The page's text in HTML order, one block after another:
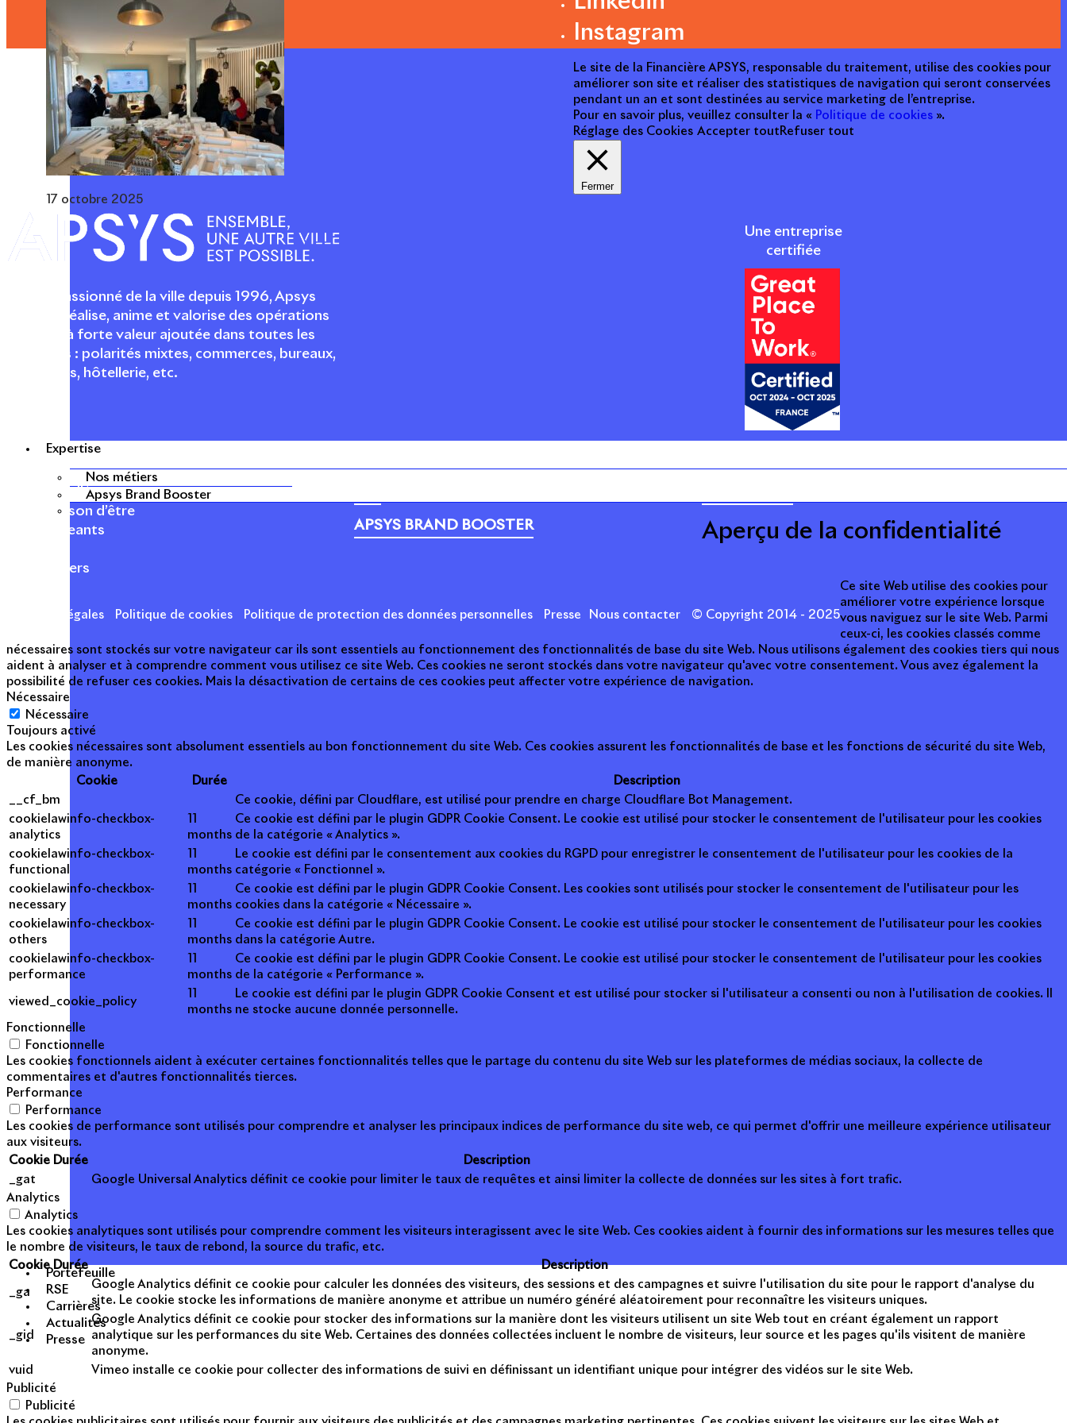
Expertise
Nos métiers
Apsys Brand Booster
Portefeuille
RSE
Carrières
Actualités
Presse
17 octobre 2025
Acteur passionné de la ville depuis 1996, Apsys
conçoit, réalise, anime et valorise des opérations
urbaines à forte valeur ajoutée dans toutes les
fonctions : polarités mixtes, commerces, bureaux,
logements, hôtellerie, etc.
Une entreprise
certifiée
APSYS EN BREF
À propos d'Apsys
Notre raison d’être
Nos dirigeants
Nos métiers
APSYS BRAND BOOSTER
Mentions légales Politique de cookies Politique de protection des données personnelles Presse Nous contacter © Copyright 2014 - 2025
Instagram
Le site de la Financière APSYS, responsable du traitement, utilise des cookies pour
améliorer son site et réaliser des statistiques de navigation qui seront conservées
pendant un an et sont destinées au service marketing de l’entreprise.
Pour en savoir plus, veuillez consulter la « Politique de cookies ».
Réglage des Cookies Accepter tout Refuser tout
Fermer
Aperçu de la confidentialité
Ce site Web utilise des cookies pour
améliorer votre expérience lorsque
vous naviguez sur le site Web. Parmi
ceux-ci, les cookies classés comme
nécessaires sont stockés sur votre navigateur car ils sont essentiels au fonctionnement des fonctionnalités de base du site Web. Nous utilisons également des cookies tiers qui nous
aident à analyser et à comprendre comment vous utilisez ce site Web. Ces cookies ne seront stockés dans votre navigateur qu'avec votre consentement. Vous avez également la
possibilité de refuser ces cookies. Mais la désactivation de certains de ces cookies peut affecter votre expérience de navigation.
Nécessaire
Nécessaire
Toujours activé
Les cookies nécessaires sont absolument essentiels au bon fonctionnement du site Web. Ces cookies assurent les fonctionnalités de base et les fonctions de sécurité du site Web,
de manière anonyme.
Cookie
Durée
Description
__cf_bm
Ce cookie, défini par Cloudflare, est utilisé pour prendre en charge Cloudflare Bot Management.
cookielawinfo-checkbox-
analytics
months
Ce cookie est défini par le plugin GDPR Cookie Consent. Le cookie est utilisé pour stocker le consentement de l'utilisateur pour les cookies
de la catégorie « Analytics ».
cookielawinfo-checkbox-
functional
months
Le cookie est défini par le consentement aux cookies du RGPD pour enregistrer le consentement de l'utilisateur pour les cookies de la
catégorie « Fonctionnel ».
cookielawinfo-checkbox-
necessary
months
Ce cookie est défini par le plugin GDPR Cookie Consent. Les cookies sont utilisés pour stocker le consentement de l'utilisateur pour les
cookies dans la catégorie « Nécessaire ».
cookielawinfo-checkbox-
others
months
Ce cookie est défini par le plugin GDPR Cookie Consent. Le cookie est utilisé pour stocker le consentement de l'utilisateur pour les cookies
dans la catégorie Autre.
cookielawinfo-checkbox-
performance
months
Ce cookie est défini par le plugin GDPR Cookie Consent. Le cookie est utilisé pour stocker le consentement de l'utilisateur pour les cookies
de la catégorie « Performance ».
viewed_cookie_policy
months
Le cookie est défini par le plugin GDPR Cookie Consent et est utilisé pour stocker si l'utilisateur a consenti ou non à l'utilisation de cookies. Il
ne stocke aucune donnée personnelle.
Fonctionnelle
Fonctionnelle
Les cookies fonctionnels aident à exécuter certaines fonctionnalités telles que le partage du contenu du site Web sur les plateformes de médias sociaux, la collecte de
commentaires et d'autres fonctionnalités tierces.
Performance
Performance
Les cookies de performance sont utilisés pour comprendre et analyser les principaux indices de performance du site web, ce qui permet d'offrir une meilleure expérience utilisateur
aux visiteurs.
Cookie Durée
Description
_gat
Google Universal Analytics définit ce cookie pour limiter le taux de requêtes et ainsi limiter la collecte de données sur les sites à fort trafic.
Analytics
Analytics
Les cookies analytiques sont utilisés pour comprendre comment les visiteurs interagissent avec le site Web. Ces cookies aident à fournir des informations sur les mesures telles que
le nombre de visiteurs, le taux de rebond, la source du trafic, etc.
Cookie Durée Description
_ga
Google Analytics définit ce cookie pour calculer les données des visiteurs, des sessions et des campagnes et suivre l'utilisation du site pour le rapport d'analyse du
site. Le cookie stocke les informations de manière anonyme et attribue un numéro généré aléatoirement pour reconnaître les visiteurs uniques.
_gid
Google Analytics définit ce cookie pour stocker des informations sur la manière dont les visiteurs utilisent un site Web tout en créant également un rapport
analytique sur les performances du site Web. Certaines des données collectées incluent le nombre de visiteurs, leur source et les pages qu'ils visitent de manière
anonyme.
vuid
Vimeo installe ce cookie pour collecter des informations de suivi en définissant un identifiant unique pour intégrer des vidéos sur le site Web.
Publicité
Publicité